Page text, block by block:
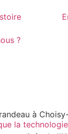
?
la
à